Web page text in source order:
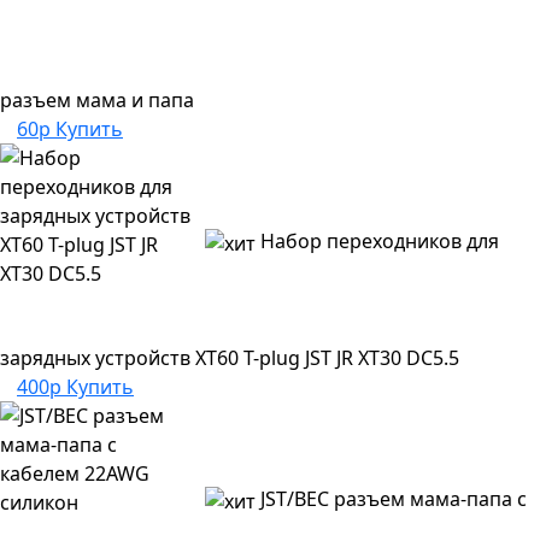
разъем мама и папа
60р Купить
Набор переходников для
зарядных устройств XT60 T-plug JST JR XT30 DC5.5
400р Купить
JST/BEC разъем мама-папа с